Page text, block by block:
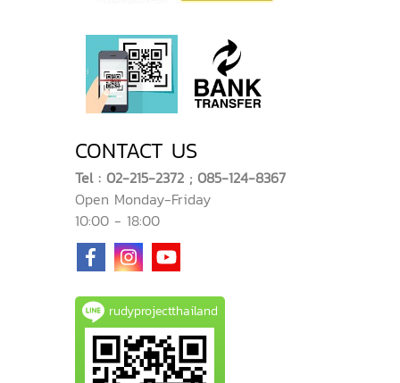
CONTACT US
Tel : 02-215-2372 ; 085-124-8367
Open Monday-Friday
10:00 - 18:00
rudyprojectthailand